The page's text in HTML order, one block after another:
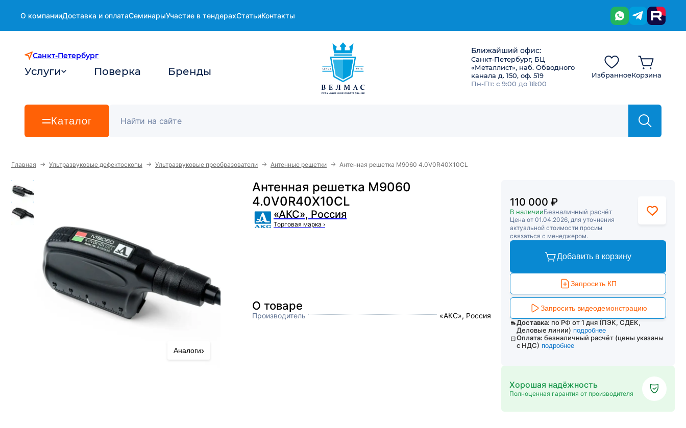
О компанииДоставка и оплатаСеминарыУчастие в тендерахСтатьиКонтакты
Санкт-Петербург
Услуги Поверка Бренды
Ближайший офис:
Санкт-Петербург, БЦ
«Металлист», наб. Обводного
канала д. 150, оф. 519
Пн-Пт: с 9:00 до 18:00
ИзбранноеКорзина
Каталог
Главная → Ультразвуковые дефектоскопы → Ультразвуковые преобразователи → Антенные решетки → Антенная решетка M9060 4.0V0R40Х10CL
Антенная решетка M9060
4.0V0R40Х10CL
«АКС», Россия
Торговая марка ›
Аналоги›
О товаре
Производитель «АКС», Россия
110 000 ₽
В наличииБезналичный расчёт
Цена от 01.04.2026, для уточнения
актуальной стоимости просим
связаться с менеджером.
Добавить в корзину
Запросить КП
Запросить видеодемонстрацию
Доставка: по РФ от 1 дня (ПЭК, СДЕК,
Деловые линии) подробнее
Оплата: безналичный расчёт (цены указаны
с НДС) подробнее
Хорошая надёжность
Полноценная гарантия от производителя